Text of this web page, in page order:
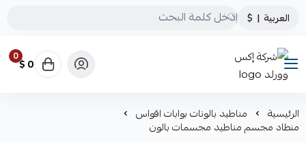
العربية |
$
شركة إكس وورلد
0 0 $
الرئيسية مناطيد بالونات بوابات اقواس
منطاد مجسم مناطيد مجسمات بالون